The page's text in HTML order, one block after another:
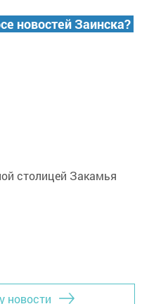
новостей Заинска?
новости